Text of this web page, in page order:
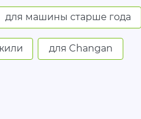
для машины старше года
для Changan